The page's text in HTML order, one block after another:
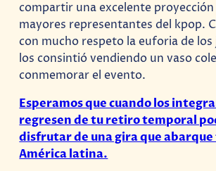
compartir una excelente proyección
mayores representantes del kpop.
con mucho respeto la euforia de los
los consintió vendiendo un vaso
conmemorar el evento.
Esperamos que cuando los
regresen de tu retiro temporal
disfrutar de una gira que
América latina.